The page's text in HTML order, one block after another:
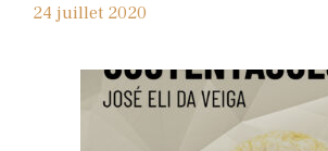
24 juillet 2020